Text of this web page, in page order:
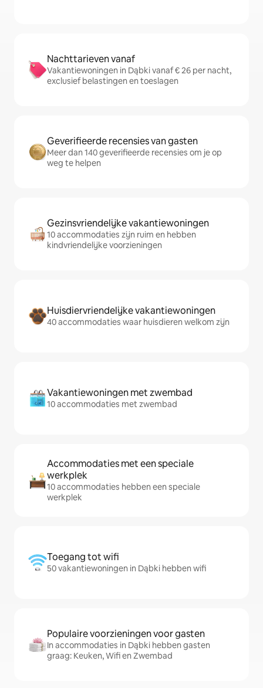
Nachttarieven vanaf
Vakantiewoningen in Dąbki vanaf € 26 per nacht,
exclusief belastingen en toeslagen
Geverifieerde recensies van gasten
Meer dan 140 geverifieerde recensies om je op
weg te helpen
Gezinsvriendelijke vakantiewoningen
10 accommodaties zijn ruim en hebben
kindvriendelijke voorzieningen
Huisdiervriendelijke vakantiewoningen
40 accommodaties waar huisdieren welkom zijn
Vakantiewoningen met zwembad
10 accommodaties met zwembad
Accommodaties met een speciale
werkplek
10 accommodaties hebben een speciale
werkplek
Toegang tot wifi
50 vakantiewoningen in Dąbki hebben wifi
Populaire voorzieningen voor gasten
In accommodaties in Dąbki hebben gasten
graag: Keuken, Wifi en Zwembad